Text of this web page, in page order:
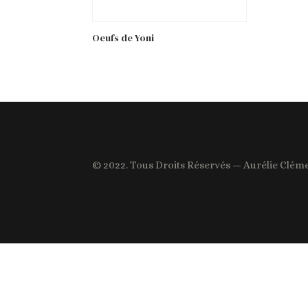
Oeufs de Yoni
© 2022. Tous Droits Réservés — Aurélie